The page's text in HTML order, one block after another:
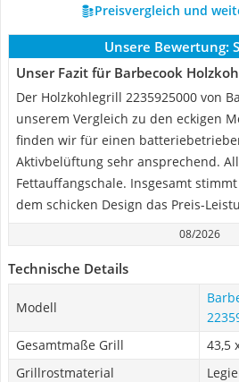
Preisvergleich und
Unsere Bewertung:
Unser Fazit für Barbecook
Der Holzkohlegrill 2235925000 von
unserem Vergleich zu den eckigen
finden wir für einen
Aktivbelüftung sehr ansprechend.
Fettauffangschale. Insgesamt
dem schicken Design das Preis-
08/2026
Technische Details
Modell
Gesamtmaße Grill
43,5
Grillrostmaterial